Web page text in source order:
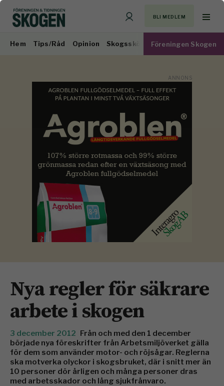
BLI MEDLEM
Hem Tips/Råd Opinion Skogsskötsel Virkesmarknad
Föreningen Skogen
Nya regler för säkrare
arbete i skogen
3 december 2012 Från och med den 1 december
började nya föreskrifter från Arbetsmiljöverket gälla
för dem som använder motor- och röjsågar. Reglerna
ska motverka olyckor i skogsbruket, där i snitt mer än
10 personer dör årligen och många personer dras
med arbetsskador och lång sjukfrånvaro.